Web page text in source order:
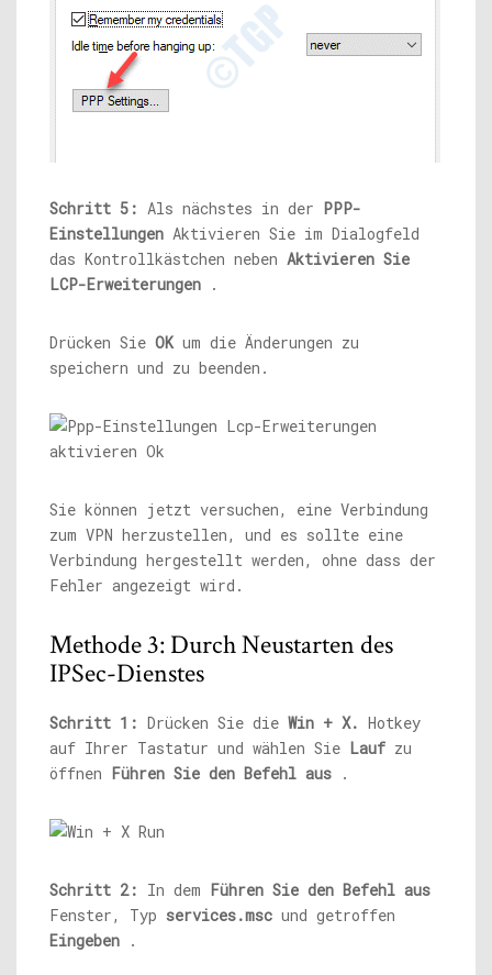
Schritt 5: Als nächstes in der PPP-
Einstellungen Aktivieren Sie im Dialogfeld
das Kontrollkästchen neben Aktivieren Sie
LCP-Erweiterungen .
Drücken Sie OKum die Änderungen zu
speichern und zu beenden.
Sie können jetzt versuchen, eine Verbindung
zum VPN herzustellen, und es sollte eine
Verbindung hergestellt werden, ohne dass der
Fehler angezeigt wird.
Methode 3: Durch Neustarten des
IPSec-Dienstes
Schritt 1: Drücken Sie die Win + X. Hotkey
auf Ihrer Tastatur und wählen Sie Lauf zu
öffnen Führen Sie den Befehl aus .
Schritt 2: In dem Führen Sie den Befehl aus
Fenster, Typ services.msc und getroffen
Eingeben .